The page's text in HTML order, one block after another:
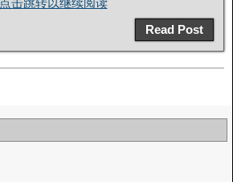
点击跳转以继续阅读
Read Post